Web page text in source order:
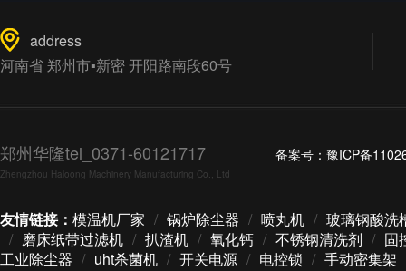
address
河南省 郑州市▪新密 开阳路南段60号
郑州华隆tel_0371-60121717
Zhengzhou Haloong Machinery Manufacturing Co., Ltd
备案号： 豫ICP备
友情链接： 模温机厂家 / 锅炉除尘器 / 喷丸机 / 玻璃钢酸洗
/ 磨床纸带过滤机 / 扒渣机 / 氧化钙 / 不锈钢清洗剂 / 固
工业除尘器 / uht杀菌机 / 开关电源 / 电控锁 / 手动密集架